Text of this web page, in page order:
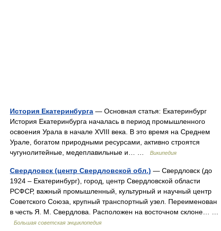
История Екатеринбурга — Основная статья: Екатеринбург
История Екатеринбурга началась в период промышленного
освоения Урала в начале XVIII века. В это время на Среднем
Урале, богатом природными ресурсами, активно строятся
чугунолитейные, медеплавильные и… …
Википедия
Свердловск (центр Свердловской обл.) — Свердловск (до
1924 ‒ Екатеринбург), город, центр Свердловской области
РСФСР, важный промышленный, культурный и научный центр
Советского Союза, крупный транспортный узел. Переименован
в честь Я. М. Свердлова. Расположен на восточном склоне… …
Большая советская энциклопедия